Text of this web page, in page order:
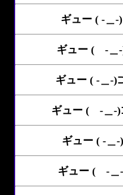
ギュー ( -＿
ギュー ( -＿-
ギュー ( -＿-
ギュー ( -＿-
ギュー ( -＿
ギュー ( -＿